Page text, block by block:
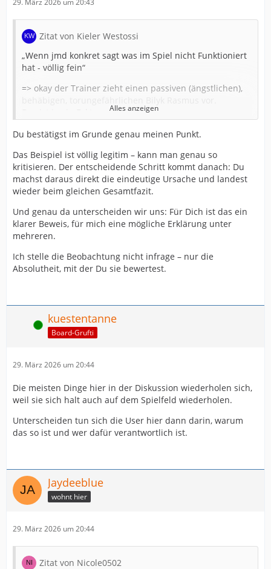
29. März 2026 um 20:43
Zitat von Kieler Westossi
„Wenn jmd konkret sagt was im Spiel nicht Funktioniert
hat - völlig fein“
=> okay der Trainer zieht einen passiven (ängstlichen),
Ach nee Laut dir ja Pauschalzuweisung. Weil kam ja jetzt
nur gegen Melsungen vor (ist ja nicht so dass es schon
etliche Male vorkam) …
Hier werden seit 3 Seiten deutliche Beispiele für Kritik
genannt. Es gibt nicht ein Lösungsansatz stattdessen
wird aus Fakten die böse Pauschalisierung gemacht.
Klar spielstil, 7:6, keine System und und und. Ja klar
nicht pauschalisieren. Jetzt versteh ich auch warum
jicha nur immer die Schuld bei anderen sucht … ach ne
das. Das ist zäher als ein Ofenkäse …
Alles anzeigen
Du bestätigst im Grunde genau meinen Punkt.
Das Beispiel ist völlig legitim – kann man genau so
kritisieren. Der entscheidende Schritt kommt danach: Du
machst daraus direkt die eindeutige Ursache und landest
wieder beim gleichen Gesamtfazit.
Und genau da unterscheiden wir uns: Für Dich ist das ein
klarer Beweis, für mich eine mögliche Erklärung unter
mehreren.
Ich stelle die Beobachtung nicht infrage – nur die
Absolutheit, mit der Du sie bewertest.
Online kuestentanne
Board-Grufti
29. März 2026 um 20:44
Die meisten Dinge hier in der Diskussion wiederholen sich,
weil sie sich halt auch auf dem Spielfeld wiederholen.
Unterscheiden tun sich die User hier dann darin, warum
das so ist und wer dafür verantwortlich ist.
Jaydeeblue
wohnt hier
29. März 2026 um 20:44
Zitat von Nicole0502